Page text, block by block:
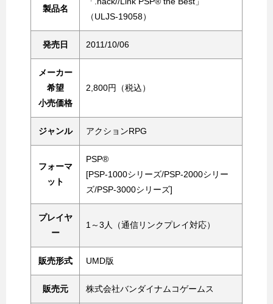
製品名
（ULJS-19058）
発売日 2011/10/06
メーカー
希望
小売価格
2,800円（税込）
ジャンル アクションRPG
フォーマ
ット
PSP®
[PSP-1000シリーズ/PSP-2000シリー
ズ/PSP-3000シリーズ]
プレイヤ
ー
1～3人（通信リンクプレイ対応）
販売形式 UMD版
販売元 株式会社バンダイナムコゲームス